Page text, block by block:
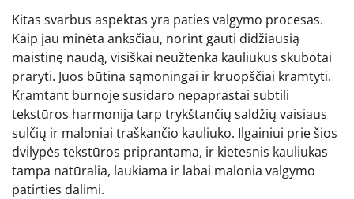
Kitas svarbus aspektas yra paties valgymo procesas.
Kaip jau minėta anksčiau, norint gauti didžiausią
maistinę naudą, visiškai neužtenka kauliukus skubotai
praryti. Juos būtina sąmoningai ir kruopščiai kramtyti.
Kramtant burnoje susidaro nepaprastai subtili
tekstūros harmonija tarp trykštančių saldžių vaisiaus
sulčių ir maloniai traškančio kauliuko. Ilgainiui prie šios
dvilypės tekstūros priprantama, ir kietesnis kauliukas
tampa natūralia, laukiama ir labai malonia valgymo
patirties dalimi.